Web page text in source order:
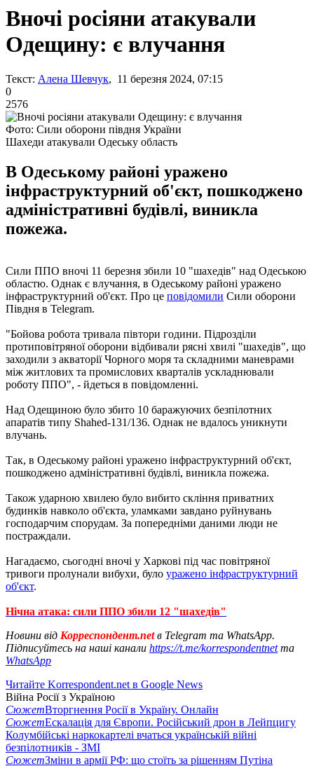
Вночі росіяни атакували
Одещину: є влучання
Текст: Алена Шевчук, 11 березня 2024, 07:15
0
2576
Фото: Сили оборони півдня України
Шахеди атакували Одеську область
В Одеському районі уражено
інфраструктурний об'єкт, пошкоджено
адміністративні будівлі, виникла
пожежа.
Сили ППО вночі 11 березня збили 10 "шахедів" над Одеською
областю. Однак є влучання, в Одеському районі уражено
інфраструктурний об'єкт. Про це повідомили Сили оборони
Півдня в Telegram.
"Бойова робота тривала півтори години. Підрозділи
протиповітряної оборони відбивали рясні хвилі "шахедів", що
заходили з акваторії Чорного моря та складними маневрами
між житлових та промислових кварталів ускладнювали
роботу ППО", - йдеться в повідомленні.
Над Одещиною було збито 10 баражуючих безпілотних
апаратів типу Shahed-131/136. Однак не вдалось уникнути
влучань.
Так, в Одеському районі уражено інфраструктурний об'єкт,
пошкоджено адміністративні будівлі, виникла пожежа.
Також ударною хвилею було вибито скління приватних
будинків навколо об'єкта, уламками завдано руйнувань
господарчим спорудам. За попередніми даними люди не
постраждали.
Нагадаємо, сьогодні вночі у Харкові під час повітряної
тривоги пролунали вибухи, було уражено інфраструктурний
об'єкт.
Нічна атака: сили ППО збили 12 "шахедів"
Новини від Корреспондент.netв Telegram та WhatsApp.
Підписуйтесь на наші канали https://t.me/korrespondentnetта
WhatsApp
Читайте Korrespondent.net в Google News
Війна Росії з Україною
СюжетВторгнення Росії в Україну. Онлайн
СюжетЕскалація для Європи. Російський дрон в Лейпцигу
Колумбійські наркокартелі вчаться українській війні
безпілотників - ЗМІ
СюжетЗміни в армії РФ: що стоїть за рішенням Путіна